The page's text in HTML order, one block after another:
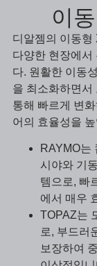
이
디알젬의 이동형
다양한 현장에서
다. 원활한 이동
을 최소화하면서
통해 빠르게 변
어의 효율성을
RAYMO는
시야와 기
템으로, 빠
에서 매우
TOPAZ는
로, 부드러
보장하여